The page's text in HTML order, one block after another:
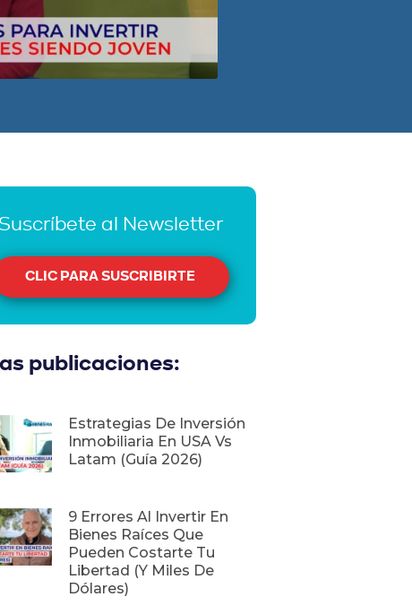
al Newsletter
CLIC PARA SUSCRIBIRTE
publicaciones:
Estrategias De Inversión
Inmobiliaria En USA Vs
Latam (Guía 2026)
9 Errores Al Invertir En
Bienes Raíces Que
Pueden Costarte Tu
Libertad (y Miles De
Dólares)